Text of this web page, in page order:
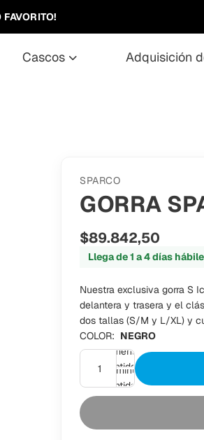
cascos adquisición
SPARCO
GORRA
$89.842,50
Llega de 1 a 4 días
Nuestra exclusiva gorra S
delantera y trasera y el
dos tallas (S/M y L/XL) y
COLOR: NEGRO
Disminuir
cantidad
Aumentar
cantidad